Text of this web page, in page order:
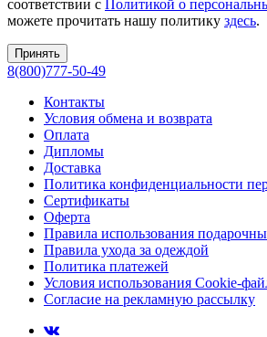
соответствии с Политикой о
можете прочитать нашу политику здесь.
Принять
8(800)777-50-49
Контакты
Условия обмена и возврата
Оплата
Дипломы
Доставка
Политика конфиденциальности
Сертификаты
Оферта
Правила использования
Правила ухода за одеждой
Политика платежей
Условия использования Cookie-
Согласие на рекламную рассылку